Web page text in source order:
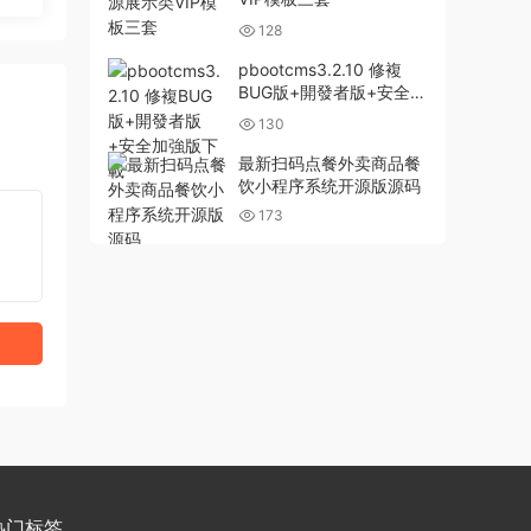
128
pbootcms3.2.10 修複
BUG版+開發者版+安全加
強版下載
130
最新扫码点餐外卖商品餐
饮小程序系统开源版源码
173